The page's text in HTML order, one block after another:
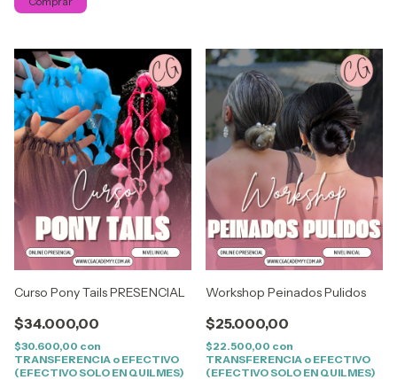
Curso Pony Tails PRESENCIAL
$34.000,00
$30.600,00 con
TRANSFERENCIA o EFECTIVO
(EFECTIVO SOLO EN QUILMES)
Workshop Peinados Pulidos
$25.000,00
$22.500,00 con
TRANSFERENCIA o EFECTIVO
(EFECTIVO SOLO EN QUILMES)